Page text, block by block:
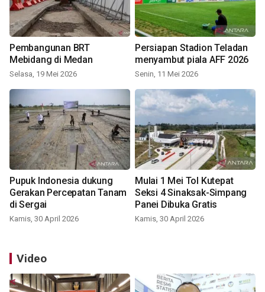
Pembangunan BRT
Mebidang di Medan
Selasa, 19 Mei 2026
Persiapan Stadion Teladan
menyambut piala AFF 2026
Senin, 11 Mei 2026
Pupuk Indonesia dukung
Gerakan Percepatan Tanam
di Sergai
Kamis, 30 April 2026
Mulai 1 Mei Tol Kutepat
Seksi 4 Sinaksak-Simpang
Panei Dibuka Gratis
Kamis, 30 April 2026
Video